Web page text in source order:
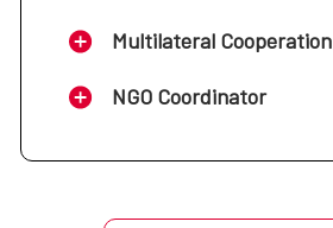
Multilateral Cooperation
NGO Coordinator